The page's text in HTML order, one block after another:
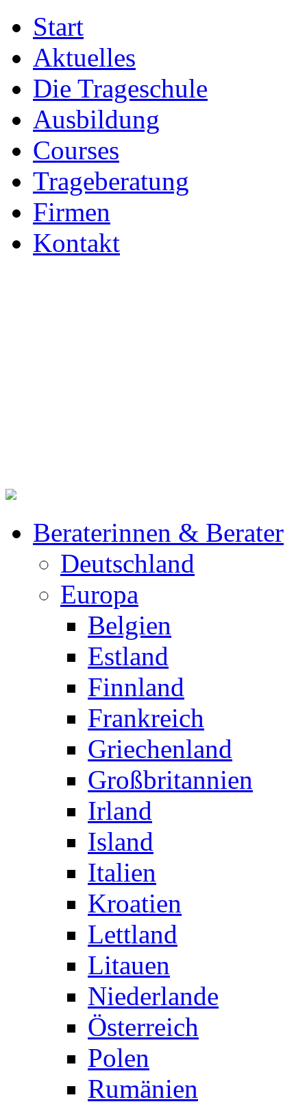
Start
Aktuelles
Die Trageschule
Ausbildung
Courses
Trageberatung
Firmen
Kontakt
Beraterinnen & Berater
Deutschland
Europa
Belgien
Estland
Finnland
Frankreich
Griechenland
Großbritannien
Irland
Island
Italien
Kroatien
Lettland
Litauen
Niederlande
Österreich
Polen
Rumänien